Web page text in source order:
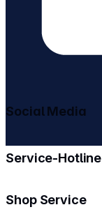
Service-Hotline
Shop Service
Social Media